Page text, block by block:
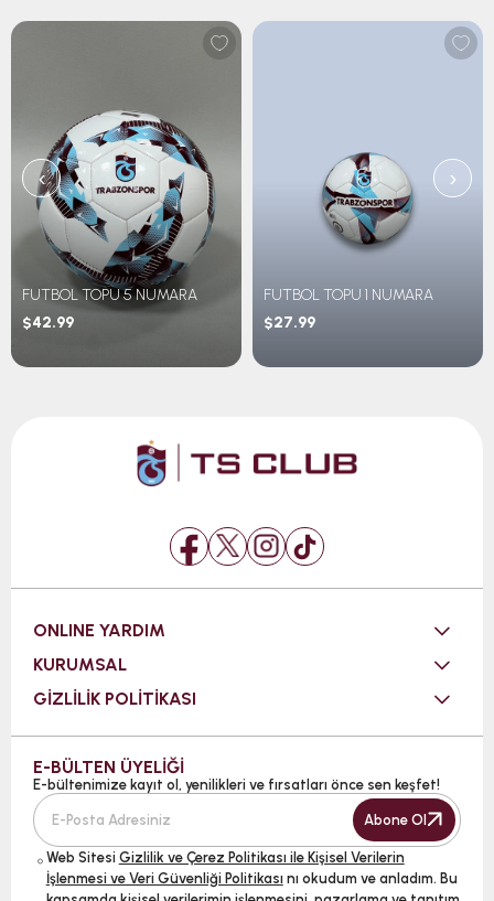
FUTBOL TOPU 5 NUMARA
$42.99
FUTBOL TOPU 1 NUMARA
$27.99
‹ ›
ONLINE YARDIM
KURUMSAL
GİZLİLİK POLİTİKASI
E-BÜLTEN ÜYELİĞİ
E-bültenimize kayıt ol, yenilikleri ve fırsatları önce sen keşfet!
Abone Ol
Web Sitesi Gizlilik ve Çerez Politikası ile Kişisel Verilerin
İşlenmesi ve Veri Güvenliği Politikası nı okudum ve anladım. Bu